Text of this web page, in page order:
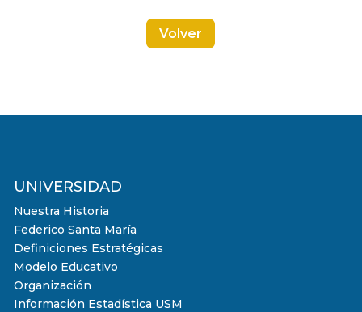
Volver
UNIVERSIDAD
Nuestra Historia
Federico Santa María
Definiciones Estratégicas
Modelo Educativo
Organización
Información Estadística USM